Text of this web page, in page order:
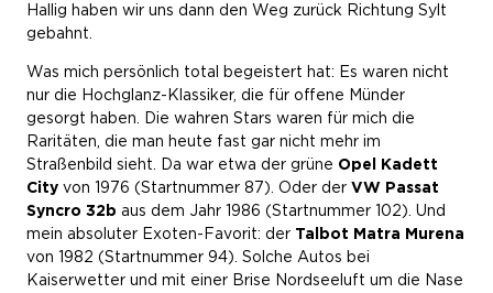
Hallig haben wir uns dann den Weg zurück Richtung Sylt
gebahnt.
Was mich persönlich total begeistert hat: Es waren nicht
nur die Hochglanz-Klassiker, die für offene Münder
gesorgt haben. Die wahren Stars waren für mich die
Raritäten, die man heute fast gar nicht mehr im
Straßenbild sieht. Da war etwa der grüne Opel Kadett
City von 1976 (Startnummer 87). Oder der VW Passat
Syncro 32b aus dem Jahr 1986 (Startnummer 102). Und
mein absoluter Exoten-Favorit: der Talbot Matra Murena
von 1982 (Startnummer 94). Solche Autos bei
Kaiserwetter und mit einer Brise Nordseeluft um die Nase